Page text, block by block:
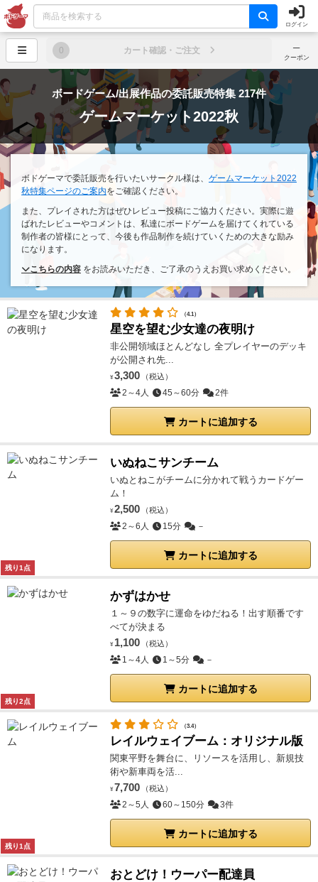
ログイン
─
クーポン
0 カート確認・ご注文
ボードゲーム/出展作品の委託販売特集 217件
ゲームマーケット2022秋
ボドゲーマで委託販売を行いたいサークル様は、 ゲームマーケット2022
秋特集ページのご案内をご確認ください。
また、プレイされた方はぜひレビュー投稿にご協力ください。実際に遊
ばれたレビューやコメントは、私達にボードゲームを届けてくれている
制作者の皆様にとって、今後も作品制作を続けていくための大きな励み
になります。
こちらの内容 をお読みいただき、ご了承のうえお買い求めください。
（4.1）
星空を望む少女達の夜明け
非公開領域ほとんどなし 全プレイヤーのデッキ
が公開され先...
¥ 3,300 （税込）
2～4人 45～60分 2件
カートに追加する
残り1点
いぬねこサンチーム
いぬとねこがチームに分かれて戦うカードゲー
ム！
¥ 2,500 （税込）
2～6人 15分 －
カートに追加する
残り2点
かずはかせ
１～９の数字に運命をゆだねる！出す順番です
べてが決まる
¥ 1,100 （税込）
1～4人 1～5分 －
カートに追加する
残り1点
（3.4）
レイルウェイブーム：オリジナル版
関東平野を舞台に、リソースを活用し、新規技
術や新車両を活...
¥ 7,700 （税込）
2～5人 60～150分 3件
カートに追加する
おとどけ！ウーパー配達員